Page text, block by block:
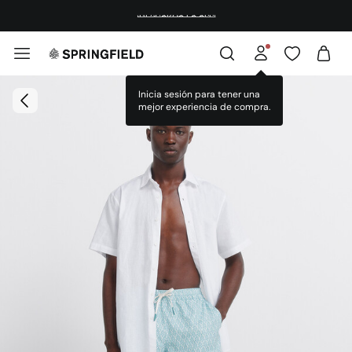
¡DESCARGA LA APP!
Inicia sesión para tener una
mejor experiencia de compra.